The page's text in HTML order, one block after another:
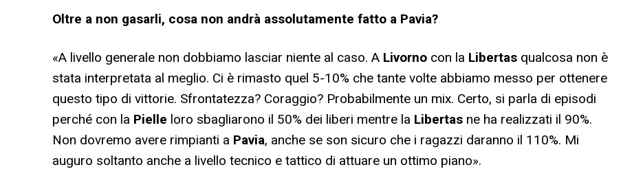
Oltre a non gasarli, cosa non andrà assolutamente fatto a Pavia?
«A livello generale non dobbiamo lasciar niente al caso. A Livorno con la Libertas qualcosa non è
stata interpretata al meglio. Ci è rimasto quel 5-10% che tante volte abbiamo messo per ottenere
questo tipo di vittorie. Sfrontatezza? Coraggio? Probabilmente un mix. Certo, si parla di episodi
perché con la Pielle loro sbagliarono il 50% dei liberi mentre la Libertas ne ha realizzati il 90%.
Non dovremo avere rimpianti a Pavia, anche se son sicuro che i ragazzi daranno il 110%. Mi
auguro soltanto anche a livello tecnico e tattico di attuare un ottimo piano».